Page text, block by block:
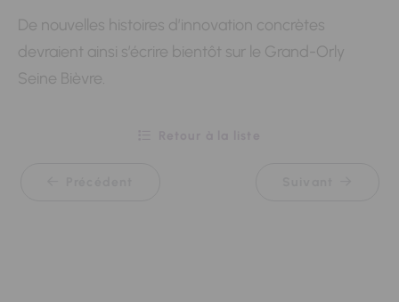
De nouvelles histoires d’innovation concrètes
devraient ainsi s’écrire bientôt sur le Grand-Orly
Seine Bièvre.